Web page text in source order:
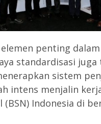
penting
standardisasi
sistem
intens menjalin
(BSN) Indonesia di